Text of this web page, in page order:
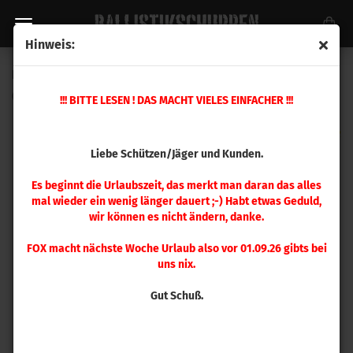
Hinweis:
!!! BITTE LESEN ! DAS MACHT VIELES EINFACHER !!!
Liebe Schützen/Jäger und Kunden.
Es beginnt die Urlaubszeit, das merkt man daran das alles
mal wieder ein wenig länger dauert ;-) Habt etwas Geduld,
wir können es nicht ändern, danke.
FOX macht nächste Woche Urlaub also vor 01.09.26 gibts bei
uns nix.
Gut Schuß.
25785)